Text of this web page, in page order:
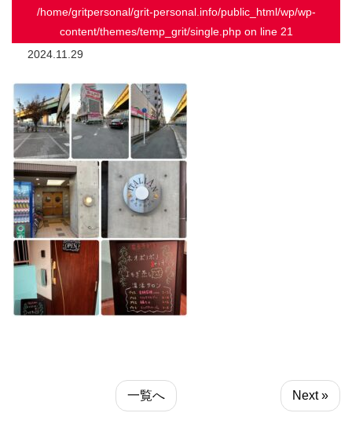
/home/gritpersonal/grit-personal.info/public_html/wp/wp-
content/themes/temp_grit/single.phpon line 21
2024.11.29
一覧へ Next »